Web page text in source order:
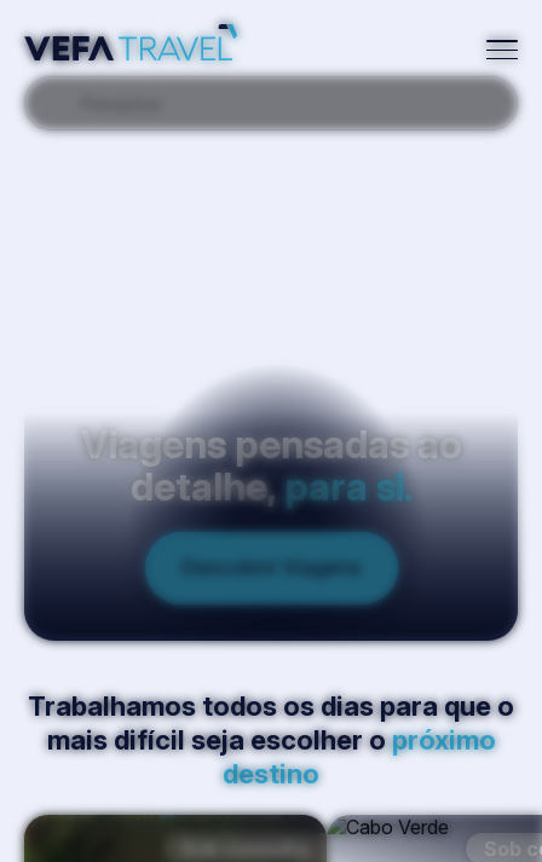
Viagens pensadas ao
detalhe, para si.
Trabalhamos todos os dias para que o
mais difícil seja escolher opróximo
destino
Sob consulta Sob